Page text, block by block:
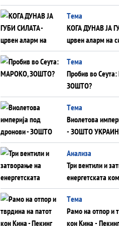
што НЕМААТ
ЗАМЕНАТ
Tема
КОГА ДУНАВ ЈА
црвен аларм на
плоча од јужна
Црното Море...
Tема
Пробив во
ЗОШТО?
Tема
Виолетова
- ЗОШТО
РУСКИОТ
Aнализа
Три вентили и
енергетската
Нападот во Суец
глобален
Tема
Рамо на отпор и
кон Кина -